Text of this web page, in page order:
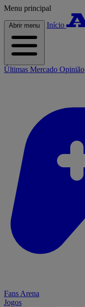
Menu principal
Abrir menu Início
Últimas Mercado Opinião
Fans Arena
Jogos